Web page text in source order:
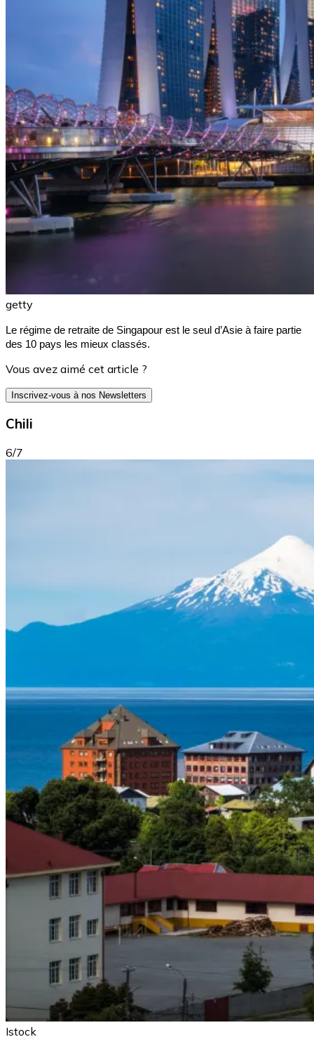
getty
Le régime de retraite de Singapour est le seul d’Asie à faire partie
des 10 pays les mieux classés.
Vous avez aimé cet article ?
Inscrivez-vous à nos Newsletters
Chili
6/7
Istock